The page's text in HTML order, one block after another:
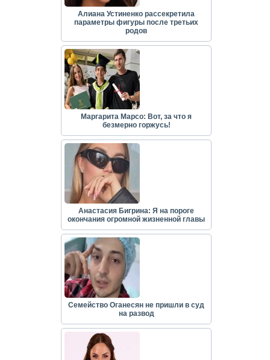
Алиана Устиненко рассекретила
параметры фигуры после третьих
родов
Маргарита Марсо: Вот, за что я
безмерно горжусь!
Анастасия Бигрина: Я на пороге
окончания огромной жизненной главы
Семейство Оганесян не пришли в суд
на развод